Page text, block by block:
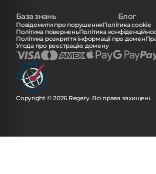
База знань Блог
Повідомити про порушенняПолітика cookie
Політика поверненьПолітика
Політика розкриття інформації про домен
Угода про реєстрацію домену
Copyright © 2026 Regery. Всі права захищені.